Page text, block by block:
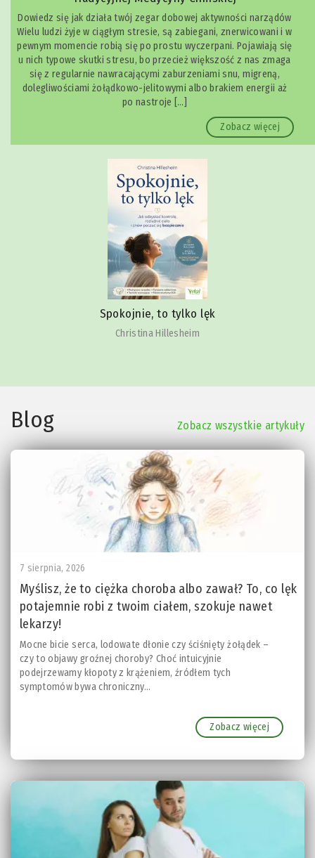
Dowiedz się jak działa twój zegar dobowej aktywności narządów
Wielu ludzi żyje w ciągłym stresie, są zabiegani, znerwicowani i w
pewnym momencie robią się po prostu wyczerpani. Pojawiają się
u nich typowe skutki stresu, bo przecież większość z nas zmaga
się z regularnie nawracającymi zaburzeniami snu, migreną,
dolegliwościami żołądkowo-jelitowymi albo brakiem energii aż
po nastroje […]
Zobacz więcej
Spokojnie, to tylko lęk
Christina Hillesheim
Blog Zobacz wszystkie artykuły
7 sierpnia, 2026
Myślisz, że to ciężka choroba albo zawał? To, co lęk
potajemnie robi z twoim ciałem, szokuje nawet
lekarzy!
Mocne bicie serca, lodowate dłonie czy ściśnięty żołądek –
czy to objawy groźnej choroby? Choć intuicyjnie
podejrzewamy kłopoty z krążeniem, źródłem tych
symptomów bywa chroniczny...
Zobacz więcej